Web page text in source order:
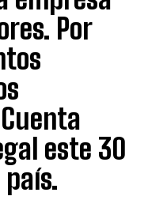
Por
este 30